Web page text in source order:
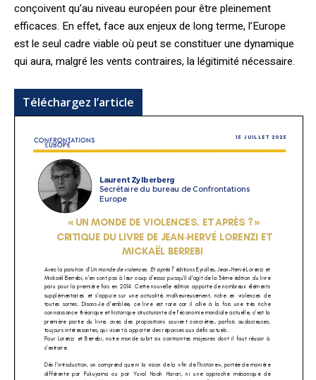
conçoivent qu’au niveau européen pour être pleinement
efficaces. En effet, face aux enjeux de long terme, l’Europe
est le seul cadre viable où peut se constituer une dynamique
qui aura, malgré les vents contraires, la légitimité nécessaire.
Téléchargez l’article